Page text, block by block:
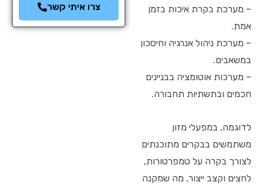
– מערכת בקרת איכות בזמן
אמת.
– מערכת ניהול אנרגיה וחיסכון
במשאבים.
– מערכות אוטומציה בבניינים
חכמים ובתשתיות תחבורה.
לדוגמה, במפעלי מזון
משתמשים בבקרים מתוכנתים
לצורך בקרה על טמפרטורות,
לחצים וקצב ייצור, מה שמקנה
צרו איתי קשר